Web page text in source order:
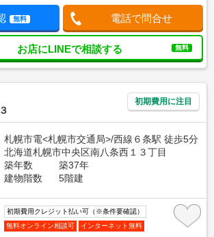
無料 電話で問合せ
お店にLINEで相談する 無料
初期費用に注目
札幌市電<札幌市交通局>/西線６条駅 徒歩5分
北海道札幌市中央区南八条西１３丁目
築年数
築37年
建物階数
5階建
初期費用クレジット払い可（※条件要確認）
無料オンライン相談可
インターネット無料